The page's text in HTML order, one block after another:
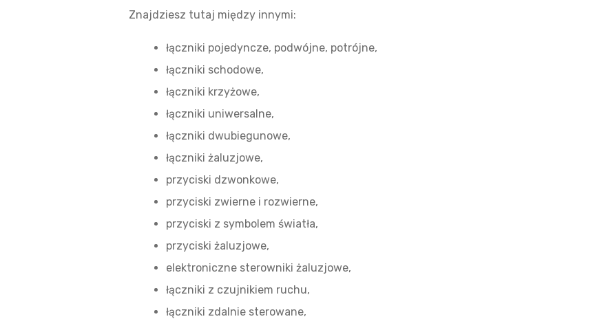
Znajdziesz tutaj między innymi:
łączniki pojedyncze, podwójne, potrójne,
łączniki schodowe,
łączniki krzyżowe,
łączniki uniwersalne,
łączniki dwubiegunowe,
łączniki żaluzjowe,
przyciski dzwonkowe,
przyciski zwierne i rozwierne,
przyciski z symbolem światła,
przyciski żaluzjowe,
elektroniczne sterowniki żaluzjowe,
łączniki z czujnikiem ruchu,
łączniki zdalnie sterowane,